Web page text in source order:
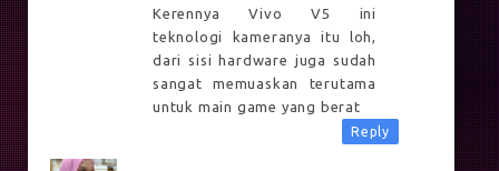
Kerennya Vivo V5 ini
teknologi kameranya itu loh,
dari sisi hardware juga sudah
sangat memuaskan terutama
untuk main game yang berat
Reply